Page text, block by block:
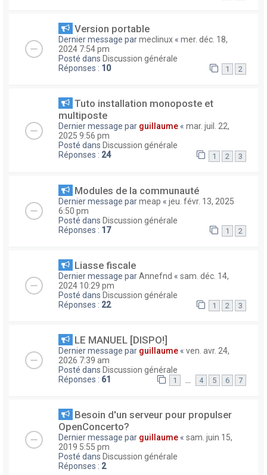
Version portable
Dernier message parmeclinux « mer. déc. 18,
2024 7:54 pm
Posté dans Discussion générale
Réponses : 10 1 2
Tuto installation monoposte et
multiposte
Dernier message par guillaume « mar. juil. 22,
2025 9:56 pm
Posté dans Discussion générale
Réponses : 24 1 2 3
Modules de la communauté
Dernier message parmeap « jeu. févr. 13, 2025
6:50 pm
Posté dans Discussion générale
Réponses : 17 1 2
Liasse fiscale
Dernier message parAnnefnd « sam. déc. 14,
2024 10:29 pm
Posté dans Discussion générale
Réponses : 22 1 2 3
LE MANUEL [DISPO!]
Dernier message par guillaume « ven. avr. 24,
2026 7:39 am
Posté dans Discussion générale
Réponses : 61 1 … 4 5 6 7
Besoin d'un serveur pour propulser
OpenConcerto?
Dernier message par guillaume « sam. juin 15,
2019 5:55 pm
Posté dans Discussion générale
Réponses : 2